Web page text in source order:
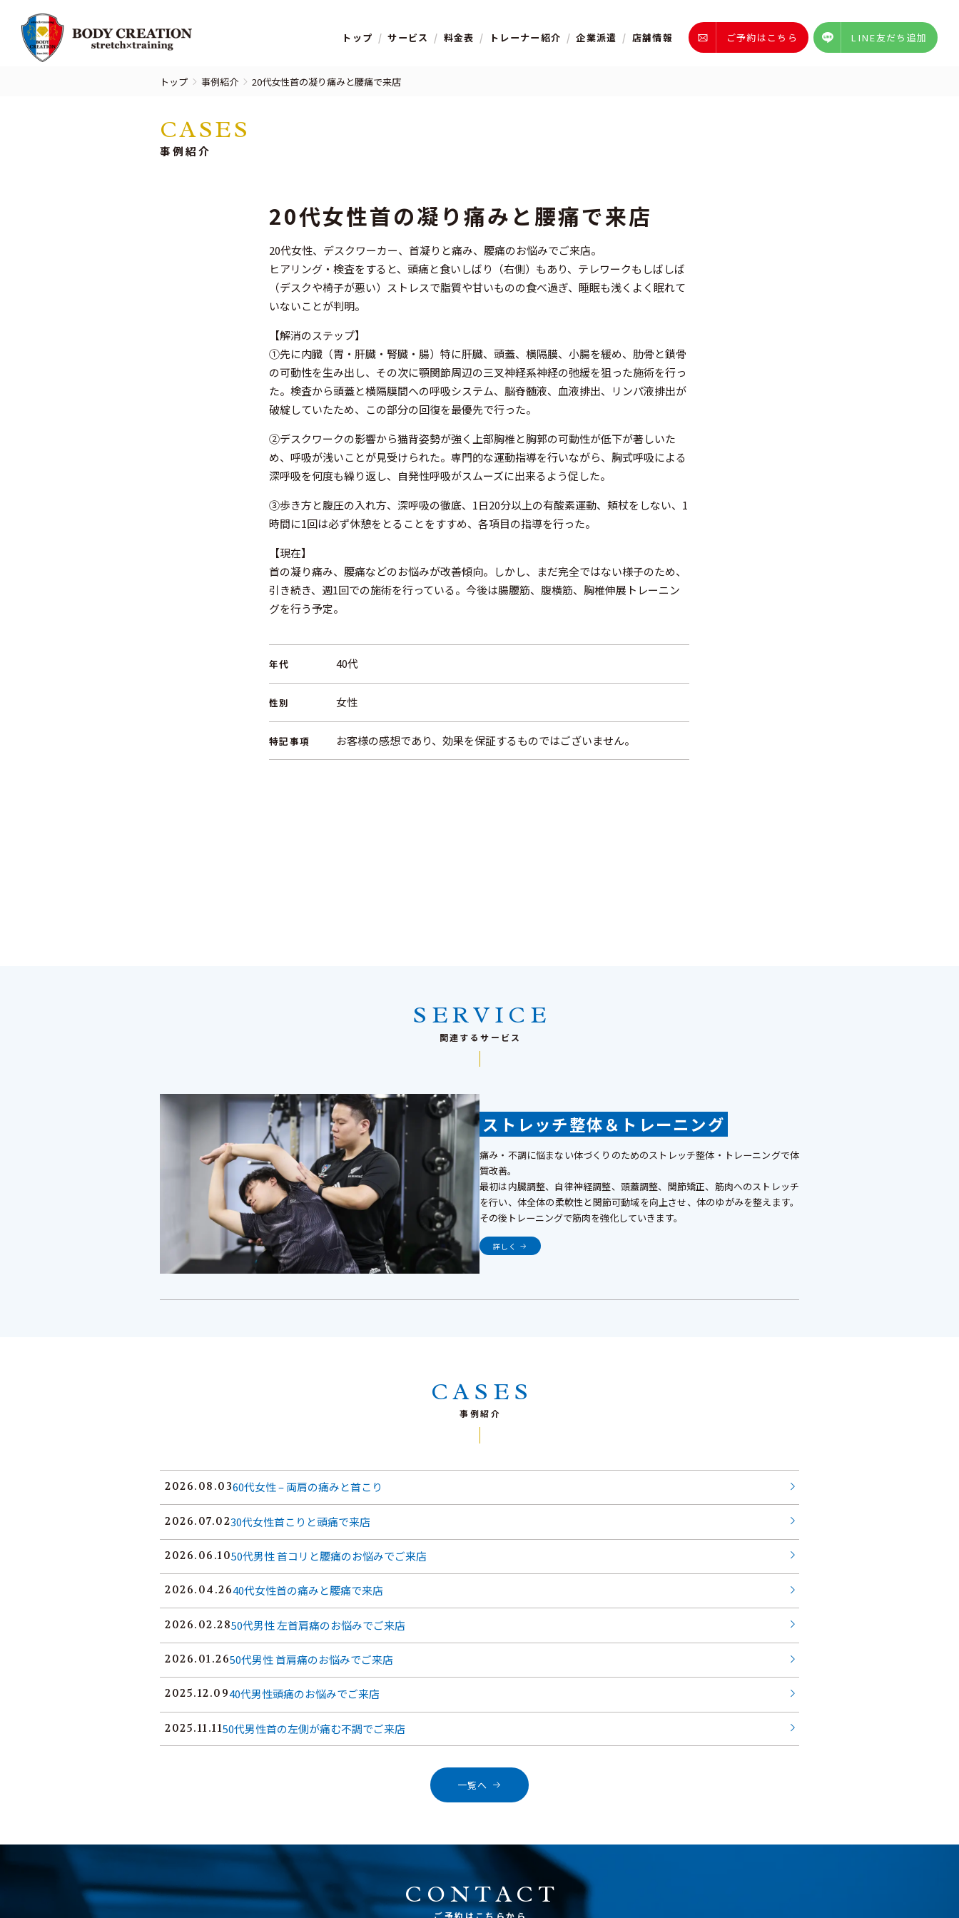
トップ サービス 料金表 トレーナー紹介 企業派遣 店舗情報 ご予約はこちら LINE友だち追加
トップ 事例紹介 20代女性首の凝り痛みと腰痛で来店
事例紹介
CASES
20代女性首の凝り痛みと腰痛で来店
20代女性、デスクワーカー、首凝りと痛み、腰痛のお悩みでご来店。
ヒアリング・検査をすると、頭痛と食いしばり（右側）もあり、テレワークもしばしば
（デスクや椅子が悪い）ストレスで脂質や甘いものの食べ過ぎ、睡眠も浅くよく眠れて
いないことが判明。
【解消のステップ】
①先に内臓（胃・肝臓・腎臓・腸）特に肝臓、頭蓋、横隔膜、小腸を緩め、肋骨と鎖骨
の可動性を生み出し、その次に顎関節周辺の三叉神経系神経の弛緩を狙った施術を行っ
た。検査から頭蓋と横隔膜間への呼吸システム、脳脊髄液、血液排出、リンパ液排出が
破綻していたため、この部分の回復を最優先で行った。
②デスクワークの影響から猫背姿勢が強く上部胸椎と胸郭の可動性が低下が著しいた
め、呼吸が浅いことが見受けられた。専門的な運動指導を行いながら、胸式呼吸による
深呼吸を何度も繰り返し、自発性呼吸がスムーズに出来るよう促した。
③歩き方と腹圧の入れ方、深呼吸の徹底、1日20分以上の有酸素運動、頬杖をしない、1
時間に1回は必ず休憩をとることをすすめ、各項目の指導を行った。
【現在】
首の凝り痛み、腰痛などのお悩みが改善傾向。しかし、まだ完全ではない様子のため、
引き続き、週1回での施術を行っている。今後は腸腰筋、腹横筋、胸椎伸展トレーニン
グを行う予定。
年代 40代
性別 女性
特記事項 お客様の感想であり、効果を保証するものではございません。
関連するサービス
SERVICE
ストレッチ整体＆トレーニング
痛み・不調に悩まない体づくりのためのストレッチ整体・トレーニングで体
質改善。
最初は内臓調整、自律神経調整、頭蓋調整、関節矯正、筋肉へのストレッチ
を行い、体全体の柔軟性と関節可動域を向上させ、体のゆがみを整えます。
その後トレーニングで筋肉を強化していきます。
詳しく
事例紹介
CASES
2026.08.0360代女性 – 両肩の痛みと首こり
2026.07.0230代女性首こりと頭痛で来店
2026.06.1050代男性 首コリと腰痛のお悩みでご来店
2026.04.2640代女性首の痛みと腰痛で来店
2026.02.2850代男性 左首肩痛のお悩みでご来店
2026.01.2650代男性 首肩痛のお悩みでご来店
2025.12.0940代男性頭痛のお悩みでご来店
2025.11.1150代男性首の左側が痛む不調でご来店
一覧へ
ご予約はこちらから
CONTACT